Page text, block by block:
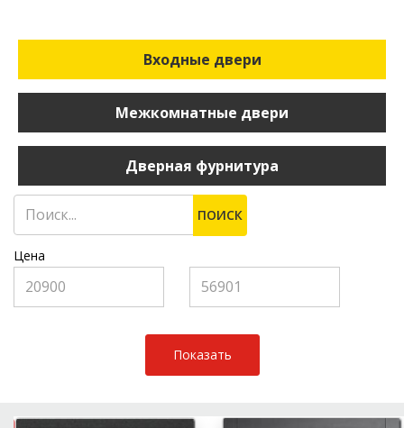
Входные двери
Межкомнатные двери
Дверная фурнитура
ПОИСК
Цена